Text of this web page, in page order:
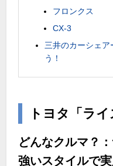
フロンクス
CX-3
三井のカーシェア
う！
トヨタ「ライ
どんなクルマ？
強いスタイルで